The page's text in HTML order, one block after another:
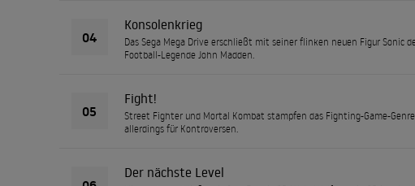
04
Konsolenkrieg
Das Sega Mega Drive erschließt mit seiner flinken neuen Figur Sonic
Football-Legende John Madden.
05
Fight!
Street Fighter und Mortal Kombat stampfen das Fighting-Game-
allerdings für Kontroversen.
Der nächste Level